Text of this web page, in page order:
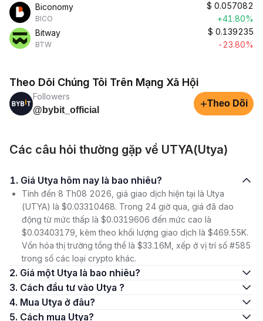
Biconomy
BICO
$ 0.057082
+41.80%
Bitway
BTW
$ 0.139235
-23.80%
Theo Dõi Chúng Tôi Trên Mạng Xã Hội
Followers
@bybit_official
+Theo Dõi
Các câu hỏi thường gặp về UTYA(Utya)
1. Giá Utya hôm nay là bao nhiêu?
Tính đến 8 Th08 2026, giá giao dịch hiện tại là Utya
(UTYA) là $0.03310468. Trong 24 giờ qua, giá đã dao
động từ mức thấp là $0.0319606 đến mức cao là
$0.03403179, kèm theo khối lượng giao dịch là $469.55K.
Vốn hóa thị trường tổng thể là $33.16M, xếp ở vị trí số #585
trong số các loại crypto khác.
2. Giá một Utya là bao nhiêu?
3. Cách đầu tư vào Utya ?
4. Mua Utya ở đâu?
5. Cách mua Utya?